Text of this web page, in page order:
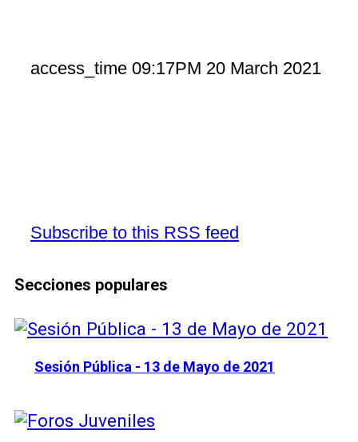
access_time 09:17PM 20 March 2021
Subscribe to this RSS feed
Secciones populares
Sesión Pública - 13 de Mayo de 2021